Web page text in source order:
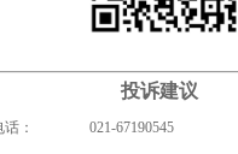
投诉建议
话： 021-67190545